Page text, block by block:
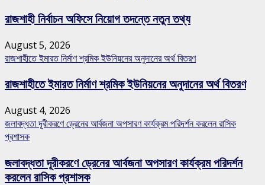
রাজশাহী নির্বাচন অফিসে নিয়োগ তদন্তে নতুন তথ্য
August 5, 2026
রাজশাহীতে ইমারত নির্মাণ শ্রমিক ইউনিয়নের অনুদানের অর্থ বিতরণ
রাজশাহীতে ইমারত নির্মাণ শ্রমিক ইউনিয়নের অনুদানের অর্থ বিতরণ
August 4, 2026
জলাবদ্ধতা দূরীকরণে ড্রেনের আর্বজনা অপসারণ কার্যক্রম পরিদর্শন করলেন রাসিক
প্রশাসক
জলাবদ্ধতা দূরীকরণে ড্রেনের আর্বজনা অপসারণ কার্যক্রম পরিদর্শন
করলেন রাসিক প্রশাসক